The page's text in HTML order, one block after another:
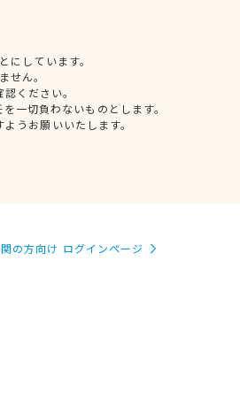
しています。
せん。
ください。
一切負わないものとします。
うお願いいたします。
の方向け ログインページ